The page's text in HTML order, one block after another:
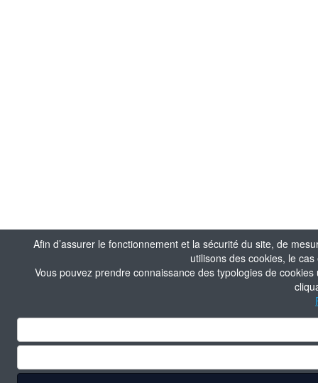
Afin d’assurer le fonctionnement et la sécurité du site, de
utilisons des cookies, le
Vous pouvez prendre connaissance des typologies de